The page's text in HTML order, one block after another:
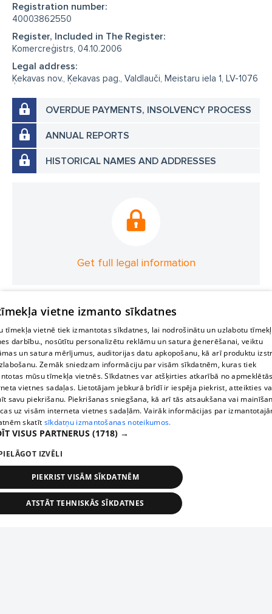
Registration number:
40003862550
Register, Included in The Register:
Komercreģistrs, 04.10.2006
Legal address:
Ķekavas nov., Ķekavas pag., Valdlauči, Meistaru iela 1, LV-1076
OVERDUE PAYMENTS, INSOLVENCY PROCESS
ANNUAL REPORTS
HISTORICAL NAMES AND ADDRESSES
Get full legal information
vietne izmanto sīkdatnes
tīmekļa vietnē tiek izmantotas sīkdatnes, lai nodrošinātu un uzlabotu
darbību., nosūtītu personalizētu reklāmu un satura ģenerēšanai, veiktu
un satura mērījumus, auditorijas datu apkopošanu, kā arī produktu
Zemāk sniedzam informāciju par visām sīkdatnēm, kuras tiek
mūsu tīmekļa vietnēs. Sīkdatnes var atšķirties atkarībā no
vietnes sadaļas. Lietotājam jebkurā brīdī ir iespēja piekrist, atteikties
savu piekrišanu. Piekrišanas sniegšana, kā arī tās atsaukšana vai
uz visām interneta vietnes sadaļām. Vairāk informācijas par
skatīt sīkdatņu izmantošanas noteikumos.
VISUS PARTNERUS (1718) →
IZVĒLI
PIEKRIST VISĀM SĪKDATNĒM
ATSTĀT TEHNISKĀS SĪKDATNES